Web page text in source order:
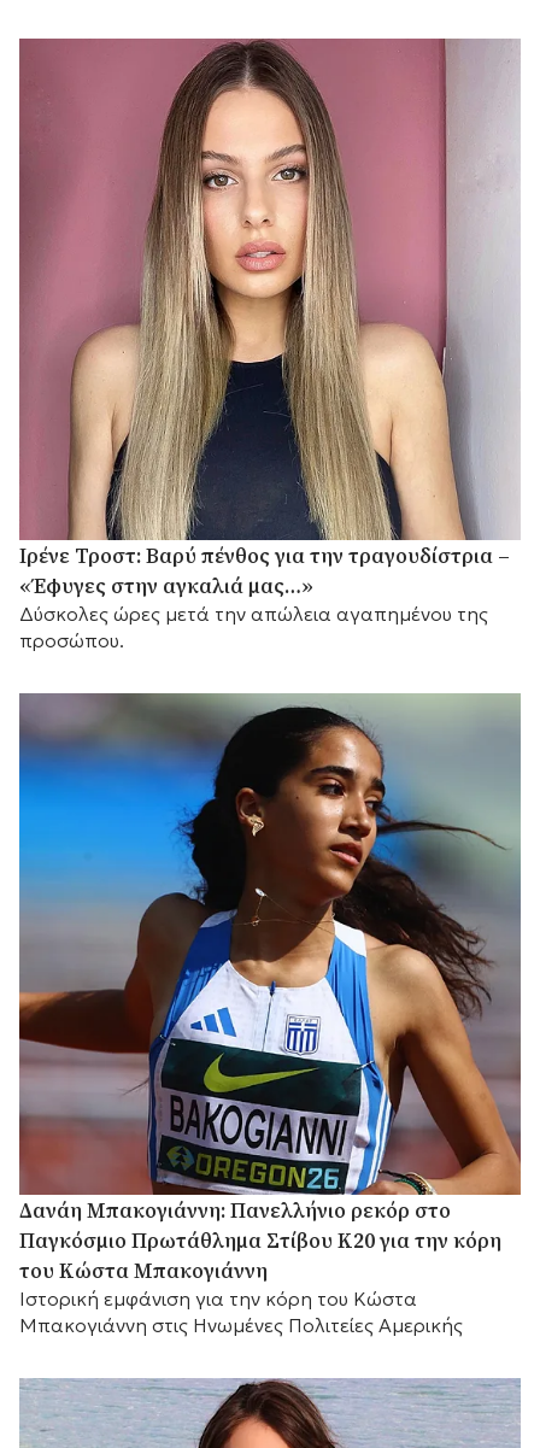
Ιρένε Τροστ: Βαρύ πένθος για την τραγουδίστρια –
«Έφυγες στην αγκαλιά μας…»
Δύσκολες ώρες μετά την απώλεια αγαπημένου της
προσώπου.
Δανάη Μπακογιάννη: Πανελλήνιο ρεκόρ στο
Παγκόσμιο Πρωτάθλημα Στίβου Κ20 για την κόρη
του Κώστα Μπακογιάννη
Ιστορική εμφάνιση για την κόρη του Κώστα
Μπακογιάννη στις Ηνωμένες Πολιτείες Αμερικής